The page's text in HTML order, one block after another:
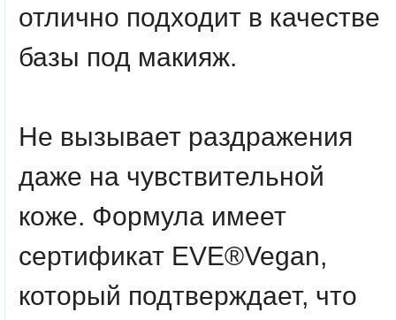
отлично подходит в качестве
базы под макияж.
Не вызывает раздражения
даже на чувствительной
коже. Формула имеет
сертификат EVE®Vegan,
который подтверждает, что